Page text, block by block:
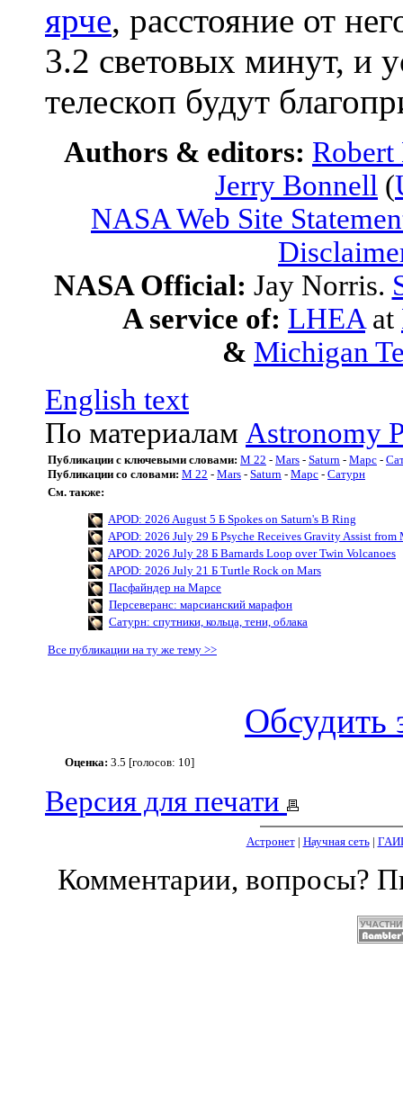
ярче, расстояние от
3.2 световых минут, и
телескоп будут
Authors & editors:
Jerry Bonnell (
NASA Web Site
NASA Official: Jay Norris.
A service of: LHEA at
& Michigan
English text
По материалам Astronomy
Публикации с ключевыми словами: M 22 - Mars - Saturn - Марс -
Публикации со словами: M 22 - Mars - Saturn - Марс - Сатурн
См. также:
APOD: 2026 August 5 Б Spokes on Saturn's B Ring
APOD: 2026 July 29 Б Psyche Receives Gravity Assist from
APOD: 2026 July 28 Б Barnards Loop over Twin Volcanoes
APOD: 2026 July 21 Б Turtle Rock on Mars
Пасфайндер на Марсе
Персеверанс: марсианский марафон
Сатурн: спутники, кольца, тени, облака
Все публикации на ту же тему >>
Обсудить
Оценка: 3.5 [голосов: 10]
Версия для печати
Астронет| Научная сеть|
Комментарии, вопросы?